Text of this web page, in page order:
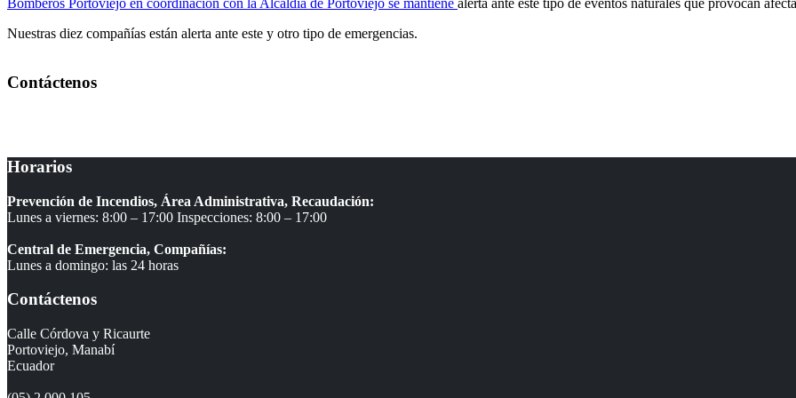
Nuestras diez compañías están alerta ante este y otro tipo de emergencias.
Contáctenos
Horarios
Prevención de Incendios, Área Administrativa, Recaudación:
Lunes a viernes: 8:00 – 17:00 Inspecciones: 8:00 – 17:00
Central de Emergencia, Compañías:
Lunes a domingo: las 24 horas
Contáctenos
Calle Córdova y Ricaurte
Portoviejo, Manabí
Ecuador